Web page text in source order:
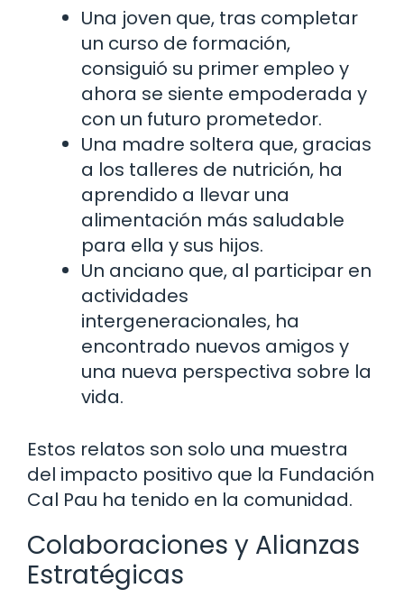
Una joven que, tras completar
un curso de formación,
consiguió su primer empleo y
ahora se siente empoderada y
con un futuro prometedor.
Una madre soltera que, gracias
a los talleres de nutrición, ha
aprendido a llevar una
alimentación más saludable
para ella y sus hijos.
Un anciano que, al participar en
actividades
intergeneracionales, ha
encontrado nuevos amigos y
una nueva perspectiva sobre la
vida.
Estos relatos son solo una muestra
del impacto positivo que la Fundación
Cal Pau ha tenido en la comunidad.
Colaboraciones y Alianzas
Estratégicas